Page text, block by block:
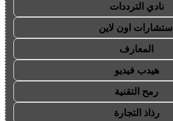
نادي الترددات
استشارات اون لاين
المعارف
هيدب فيديو
رمح التقنية
رذاذ التجارة